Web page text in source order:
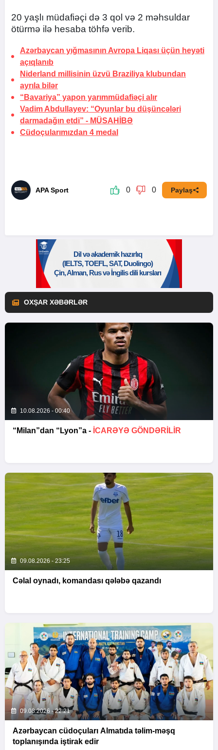
20 yaşlı müdafiəçi də 3 qol və 2 məhsuldar
ötürmə ilə hesaba töhfə verib.
Azərbaycan yığmasının Avropa Liqası üçün heyəti
açıqlanıb
Niderland millisinin üzvü Braziliya klubundan
ayrıla bilər
“Bavariya” yapon yarımmüdafiəçi alır
Vadim Abdullayev: “Oyunlar bu düşüncələri
darmadağın etdi” - MÜSAHİBƏ
Cüdoçularımızdan 4 medal
APA Sport 0 0 Paylaş
OXŞAR XƏBƏRLƏR
10.08.2026 - 00:40
“Milan”dan “Lyon”a - İCARƏYƏ GÖNDƏRİLİR
09.08.2026 - 23:25
Cəlal oynadı, komandası qələbə qazandı
09.08.2026 - 22:21
Azərbaycan cüdoçuları Almatıda təlim-məşq
toplanışında iştirak edir